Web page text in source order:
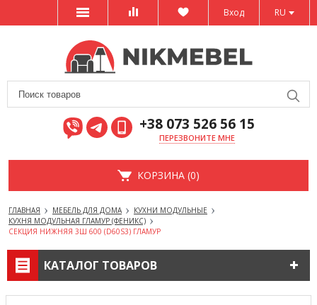
RU
Вход
+38 073 526 56 15
ПЕРЕЗВОНИТЕ МНЕ
КОРЗИНА (0)
ГЛАВНАЯ МЕБЕЛЬ ДЛЯ ДОМА
КУХНИ МОДУЛЬНЫЕ
КУХНЯ МОДУЛЬНАЯ ГЛАМУР (ФЕНИКС)
СЕКЦИЯ НИЖНЯЯ 3Ш 600 (D60S3) ГЛАМУР
КАТАЛОГ ТОВАРОВ